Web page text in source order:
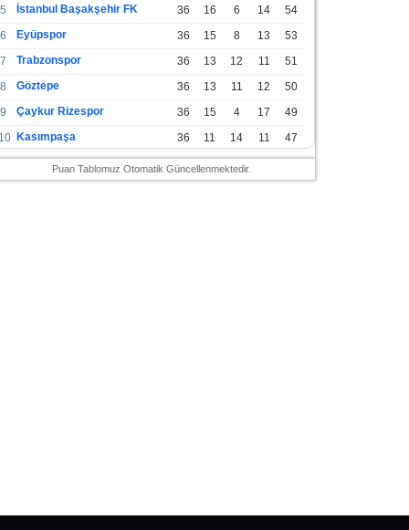
5
İstanbul Başakşehir FK 36 16 6 14
54
6
Eyüpspor 36 15 8 13
53
7
Trabzonspor 36 13 12 11
51
8
Göztepe 36 13 11 12
50
9
Çaykur Rizespor 36 15 4 17
49
10 Kasımpaşa 36 11 14 11
47
Konyaspor 36
Puan Tablomuz Otomatik Güncellenmektedir.